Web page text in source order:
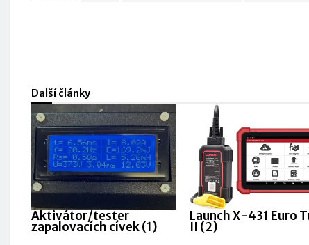
Další články
Aktivátor/tester
zapalovacích cívek (1)
Launch X-431 Euro
II (2)